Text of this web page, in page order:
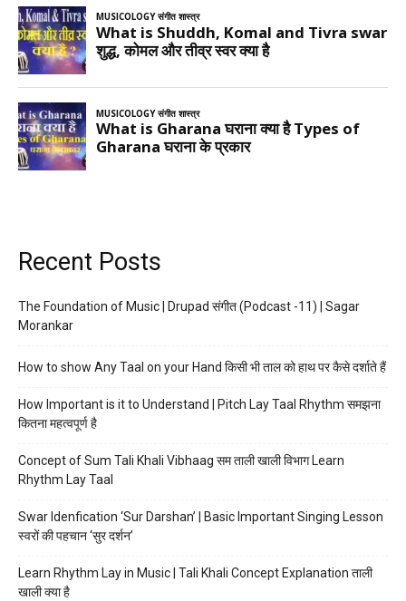
Recent Posts
The Foundation of Music | Drupad संगीत (Podcast -11) | Sagar
Morankar
How to show Any Taal on your Hand किसी भी ताल को हाथ पर कैसे दर्शाते हैं
How Important is it to Understand | Pitch Lay Taal Rhythm समझना
कितना महत्वपूर्ण है
Concept of Sum Tali Khali Vibhaag सम ताली खाली विभाग Learn
Rhythm Lay Taal
Swar Idenfication ‘Sur Darshan’ | Basic Important Singing Lesson
स्वरों की पहचान ‘सुर दर्शन’
Learn Rhythm Lay in Music | Tali Khali Concept Explanation ताली
खाली क्या है